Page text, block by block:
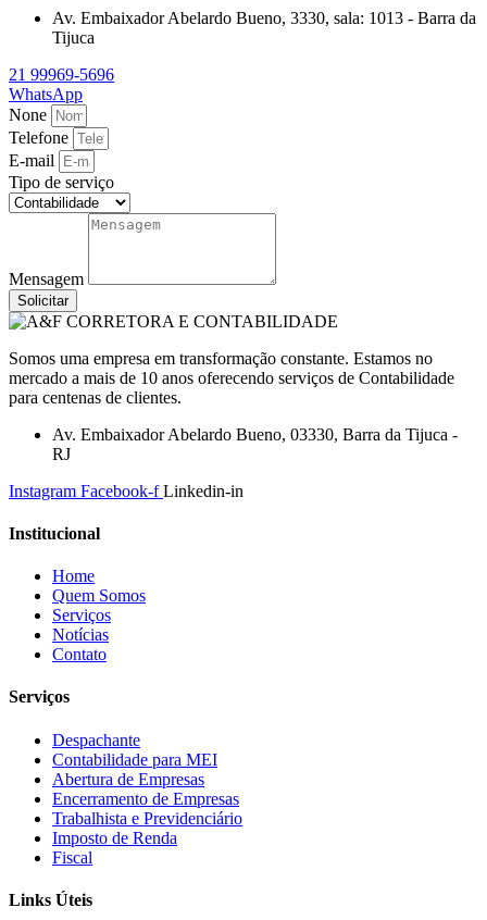
Av. Embaixador Abelardo Bueno, 3330, sala: 1013 - Barra da
Tijuca
21 99969-5696
WhatsApp
None
Telefone
E-mail
Tipo de serviço
Mensagem
Solicitar
Somos uma empresa em transformação constante. Estamos no
mercado a mais de 10 anos oferecendo serviços de Contabilidade
para centenas de clientes.
Av. Embaixador Abelardo Bueno, 03330, Barra da Tijuca -
RJ
Instagram Facebook-f Linkedin-in
Institucional
Home
Quem Somos
Serviços
Notícias
Contato
Serviços
Despachante
Contabilidade para MEI
Abertura de Empresas
Encerramento de Empresas
Trabalhista e Previdenciário
Imposto de Renda
Fiscal
Links Úteis